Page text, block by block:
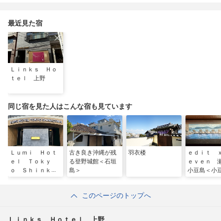
最近見た宿
Ｌｉｎｋｓ Ｈｏ
ｔｅｌ 上野
同じ宿を見た人はこんな宿も見ています
Ｌｕｍｉ Ｈｏｔ
ｅｌ Ｔｏｋｙ
ｏ Ｓｈｉｎｋｏ
古き良き沖縄が残
る登野城館＜石垣
島＞
羽衣楼
ｅｄｉｔ
ｅｖｅｎ
小豆島＜小
このページのトップへ